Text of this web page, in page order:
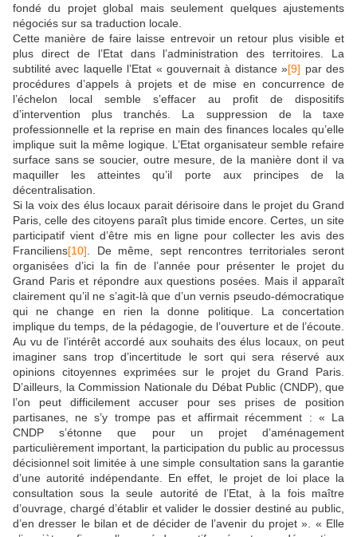
fondé du projet global mais seulement quelques ajustements
négociés sur sa traduction locale.
Cette manière de faire laisse entrevoir un retour plus visible et
plus direct de l’Etat dans l’administration des territoires. La
subtilité avec laquelle l’Etat « gouvernait à distance »[9] par des
procédures d’appels à projets et de mise en concurrence de
l’échelon local semble s’effacer au profit de dispositifs
d’intervention plus tranchés. La suppression de la taxe
professionnelle et la reprise en main des finances locales qu’elle
implique suit la même logique. L’Etat organisateur semble refaire
surface sans se soucier, outre mesure, de la manière dont il va
maquiller les atteintes qu’il porte aux principes de la
décentralisation.
Si la voix des élus locaux parait dérisoire dans le projet du Grand
Paris, celle des citoyens paraît plus timide encore. Certes, un site
participatif vient d’être mis en ligne pour collecter les avis des
Franciliens[10] . De même, sept rencontres territoriales seront
organisées d’ici la fin de l’année pour présenter le projet du
Grand Paris et répondre aux questions posées. Mais il apparaît
clairement qu’il ne s’agit-là que d’un vernis pseudo-démocratique
qui ne change en rien la donne politique. La concertation
implique du temps, de la pédagogie, de l’ouverture et de l’écoute.
Au vu de l’intérêt accordé aux souhaits des élus locaux, on peut
imaginer sans trop d’incertitude le sort qui sera réservé aux
opinions citoyennes exprimées sur le projet du Grand Paris.
D’ailleurs, la Commission Nationale du Débat Public (CNDP), que
l’on peut difficilement accuser pour ses prises de position
partisanes, ne s’y trompe pas et affirmait récemment : « La
CNDP s’étonne que pour un projet d’aménagement
particulièrement important, la participation du public au processus
décisionnel soit limitée à une simple consultation sans la garantie
d’une autorité indépendante. En effet, le projet de loi place la
consultation sous la seule autorité de l’Etat, à la fois maître
d’ouvrage, chargé d’établir et valider le dossier destiné au public,
d’en dresser le bilan et de décider de l’avenir du projet ». « Elle